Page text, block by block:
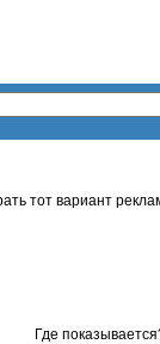
тот вариант
Где